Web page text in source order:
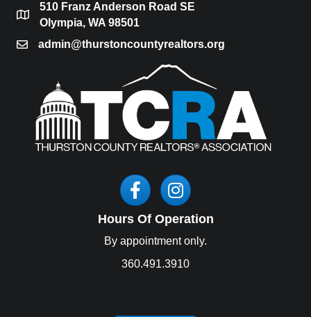
location
510 Franz Anderson Road SE
Olympia, WA 98501
emailadmin@thurstoncountyrealtors.org
FacebookInstagram
Hours Of Operation
By appointment only.
360.491.3910